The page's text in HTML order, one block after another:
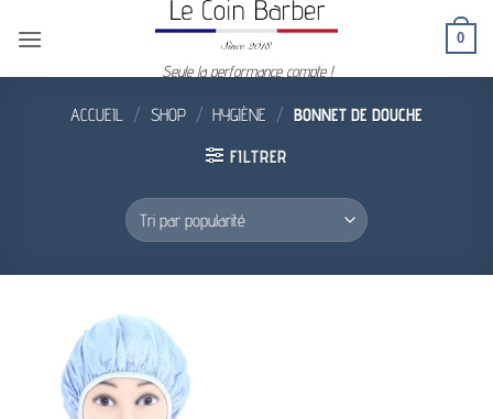
Seule la performance compte !
0
ACCUEIL / SHOP / HYGIÈNE / BONNET DE DOUCHE
FILTRER